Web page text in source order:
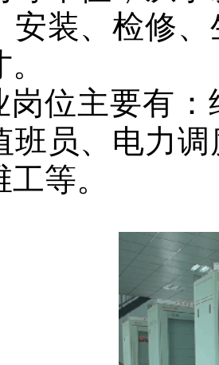
安装、检修
岗位主要有
班员、电力
等。